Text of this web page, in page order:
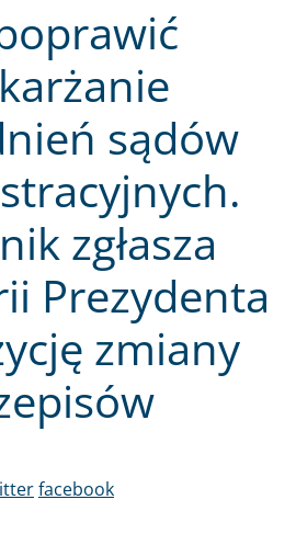
sądów
zgłasza
Prezydenta
zmiany
facebook